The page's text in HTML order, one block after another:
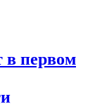
в первом